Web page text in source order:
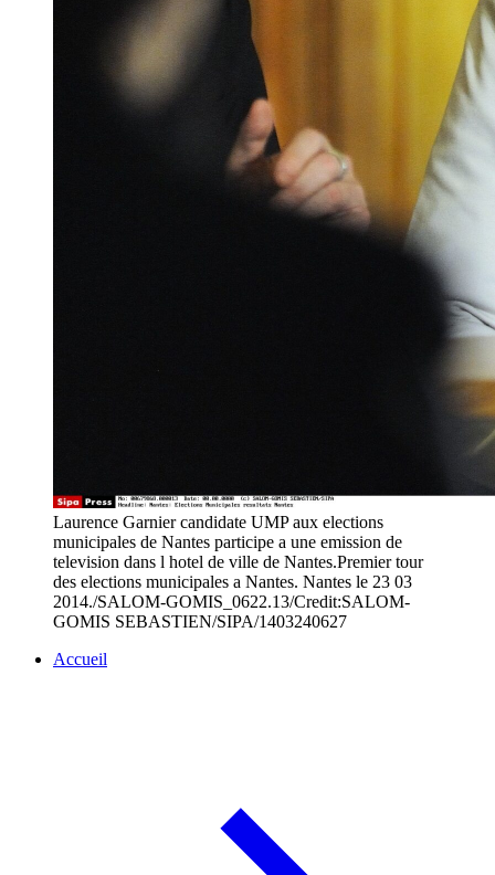
Laurence Garnier candidate UMP aux elections
municipales de Nantes participe a une emission de
television dans l hotel de ville de Nantes.Premier tour
des elections municipales a Nantes. Nantes le 23 03
2014./SALOM-GOMIS_0622.13/Credit:SALOM-
GOMIS SEBASTIEN/SIPA/1403240627
Accueil